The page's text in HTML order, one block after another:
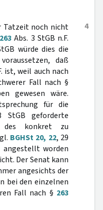
4
Tatzeit noch nicht
263 Abs. 3 StGB n.F.
würde dies die
daß
ist, weil auch nach
Fall nach §
gewesen wäre.
für die
geforderte
des konkret zu
BGHSt 20, 22, 29
worden
Der Senat kann
angesichts der
bei den einzelnen
Fall nach § 263